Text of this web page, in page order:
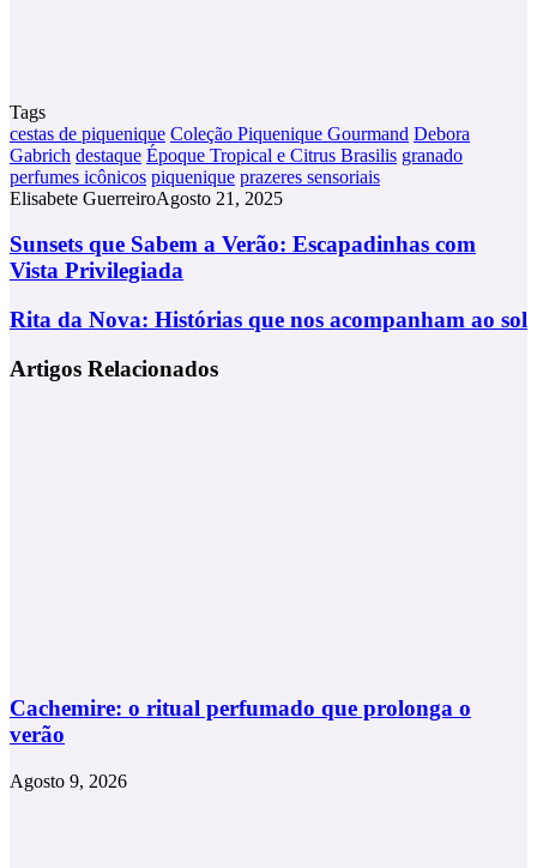
Tags
cestas de piquenique Coleção Piquenique Gourmand Debora
Gabrich destaque Époque Tropical e Citrus Brasilis granado
perfumes icônicos piquenique prazeres sensoriais
Elisabete GuerreiroAgosto 21, 2025
Sunsets
que
Sabem
Verão:
com
Sunsets que Sabem a Verão: Escapadinhas com
Vista Privilegiada
Rita
Nova:
Histórias
Rita da Nova: Histórias que nos acompanham ao sol
Artigos Relacionados
Cachemire: o ritual perfumado que prolonga o
verão
Agosto 9, 2026